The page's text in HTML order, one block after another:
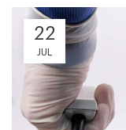
22
JUL